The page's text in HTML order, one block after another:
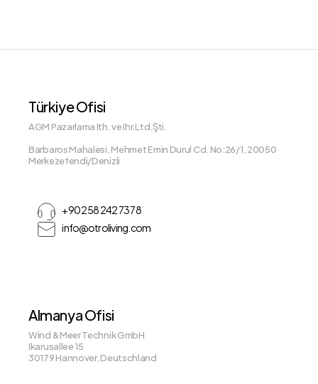
Türkiye Ofisi
AGM Pazarlama Ith. ve Ihr.Ltd.Şti.
Barbaros Mahalesi, Mehmet Emin Durul Cd. No:26/1, 20050
Merkezefendi/Denizli
+90 258 242 73 78
info@otroliving.com
Almanya Ofisi
Wind & Meer Technik GmbH
Ikarusallee 15
30179 Hannover, Deutschland